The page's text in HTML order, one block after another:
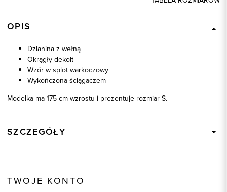
OPIS
Dzianina z wełną
Okrągły dekolt
Wzór w splot warkoczowy
Wykończona ściągaczem
Modelka ma 175 cm wzrostu i prezentuje rozmiar S.
SZCZEGÓŁY
Kolor
TWOJE KONTO